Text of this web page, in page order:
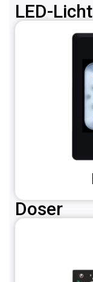
LED-Licht
Doser